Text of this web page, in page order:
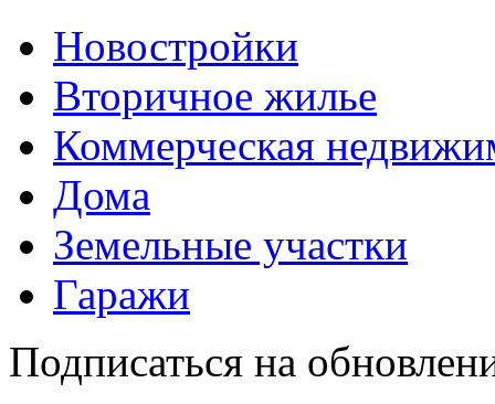
Новостройки
Вторичное жилье
Коммерческая
Дома
Земельные участки
Гаражи
Подписаться на